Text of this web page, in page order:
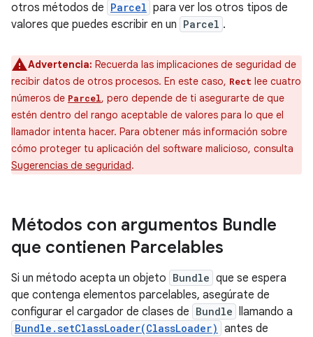
otros métodos de Parcel para ver los otros tipos de
valores que puedes escribir en un Parcel .
Advertencia: Recuerda las implicaciones de seguridad de
recibir datos de otros procesos. En este caso, Rect lee cuatro
números de Parcel, pero depende de ti asegurarte de que
estén dentro del rango aceptable de valores para lo que el
llamador intenta hacer. Para obtener más información sobre
cómo proteger tu aplicación del software malicioso, consulta
Sugerencias de seguridad.
Métodos con argumentos Bundle
que contienen Parcelables
Si un método acepta un objeto Bundle que se espera
que contenga elementos parcelables, asegúrate de
configurar el cargador de clases de Bundle llamando a
Bundle.setClassLoader(ClassLoader) antes de